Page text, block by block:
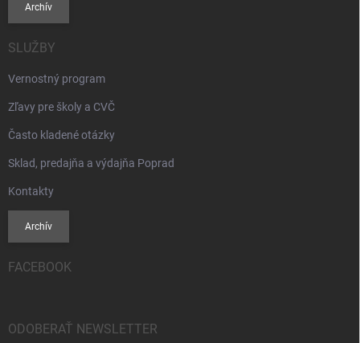
Archív
SLUŽBY
Vernostný program
Zľavy pre školy a CVČ
Často kladené otázky
Sklad, predajňa a výdajňa Poprad
Kontakty
Archív
FACEBOOK
ODOBERAŤ NEWSLETTER